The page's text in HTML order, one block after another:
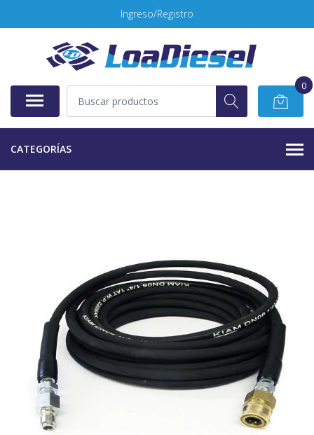
Ingreso/Registro
0
CATEGORÍAS